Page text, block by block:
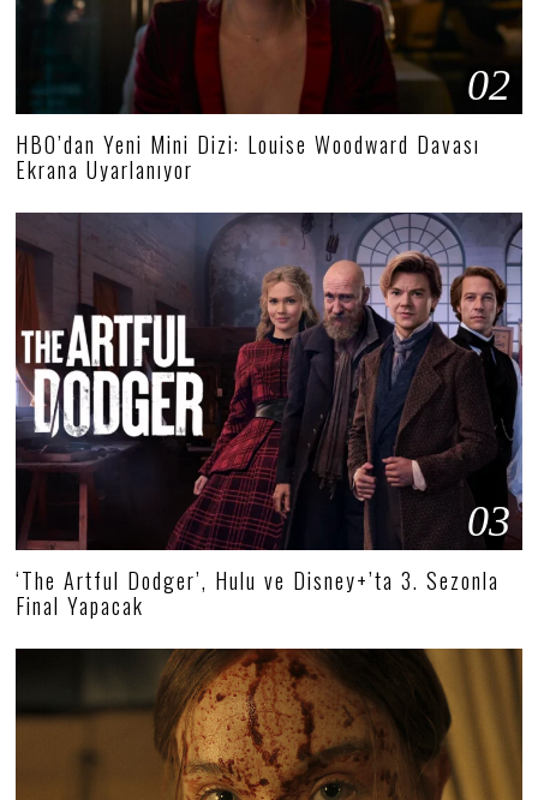
02
HBO’dan Yeni Mini Dizi: Louise Woodward Davası
Ekrana Uyarlanıyor
03
‘The Artful Dodger’, Hulu ve Disney+’ta 3. Sezonla
Final Yapacak